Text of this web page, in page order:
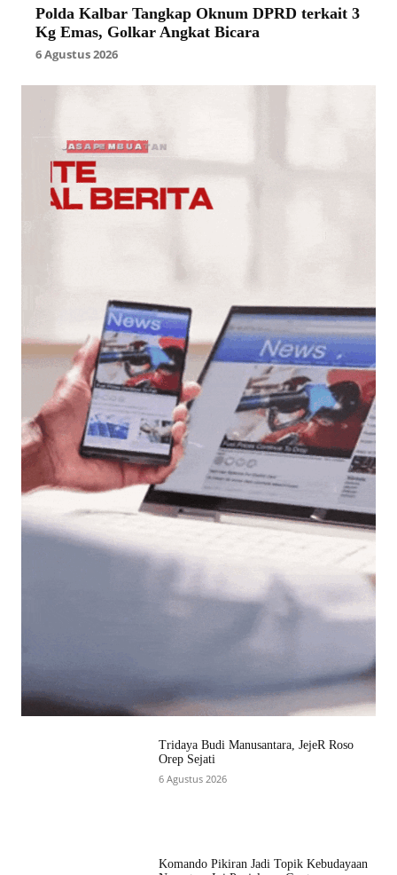
Polda Kalbar Tangkap Oknum DPRD terkait 3
Kg Emas, Golkar Angkat Bicara
6 Agustus 2026
Tridaya Budi Manusantara, JejeR Roso
Orep Sejati
6 Agustus 2026
Komando Pikiran Jadi Topik Kebudayaan